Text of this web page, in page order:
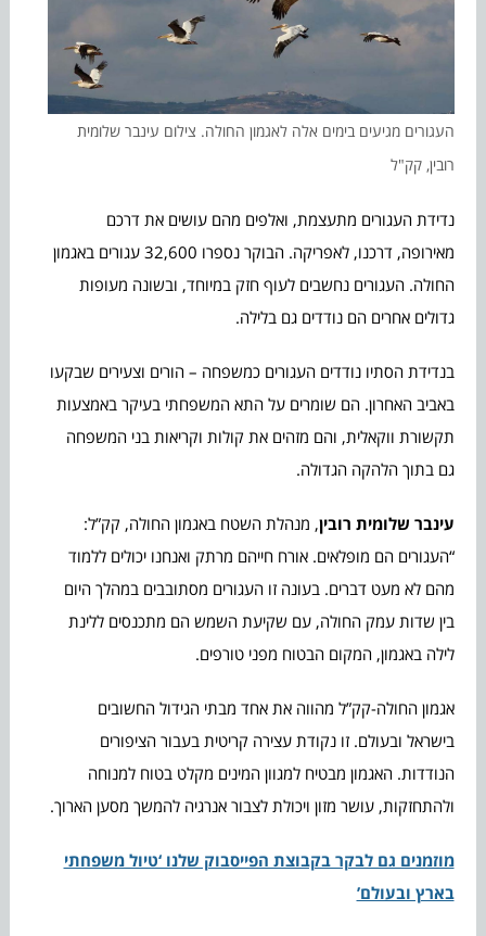
העגורים מגיעים בימים אלה לאגמון החולה. צילום עינבר שלומית
רובין, קק"ל
נדידת העגורים מתעצמת, ואלפים מהם עושים את דרכם
מאירופה, דרכנו, לאפריקה. הבוקר נספרו 32,600 עגורים באגמון
החולה. העגורים נחשבים לעוף חזק במיוחד, ובשונה מעופות
גדולים אחרים הם נודדים גם בלילה.
בנדידת הסתיו נודדים העגורים כמשפחה – הורים וצעירים שבקעו
באביב האחרון. הם שומרים על התא המשפחתי בעיקר באמצעות
תקשורת ווקאלית, והם מזהים את קולות וקריאות בני המשפחה
גם בתוך הלהקה הגדולה.
עינבר שלומית רובין, מנהלת השטח באגמון החולה, קק”ל:
“העגורים הם מופלאים. אורח חייהם מרתק ואנחנו יכולים ללמוד
מהם לא מעט דברים. בעונה זו העגורים מסתובבים במהלך היום
בין שדות עמק החולה, עם שקיעת השמש הם מתכנסים ללינת
לילה באגמון, המקום הבטוח מפני טורפים.
אגמון החולה-קק”ל מהווה את אחד מבתי הגידול החשובים
בישראל ובעולם. זו נקודת עצירה קריטית בעבור הציפורים
הנודדות. האגמון מבטיח למגוון המינים מקלט בטוח למנוחה
ולהתחזקות, עושר מזון ויכולת לצבור אנרגיה להמשך מסען הארוך.
מוזמנים גם לבקר בקבוצת הפייסבוק שלנו ‘טיול משפחתי
בארץ ובעולם’